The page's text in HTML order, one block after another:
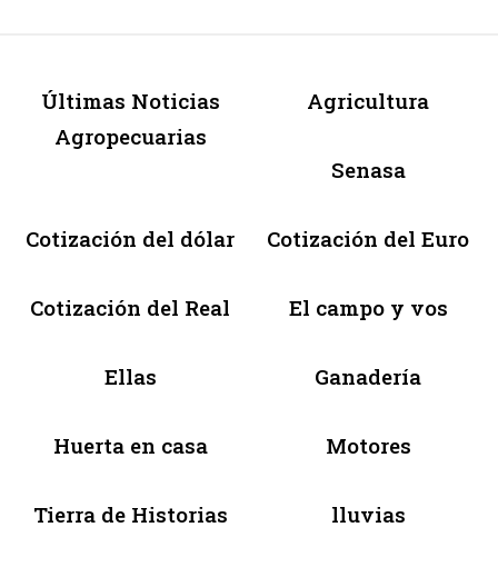
Últimas Noticias
Agropecuarias
Agricultura
Senasa
Cotización del dólar Cotización del Euro
Cotización del Real El campo y vos
Ellas Ganadería
Huerta en casa Motores
Tierra de Historias lluvias